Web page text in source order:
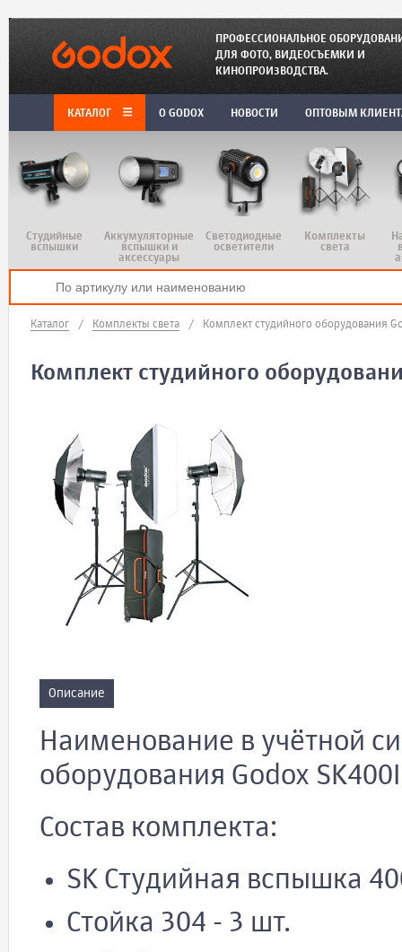
ПРОФЕССИОНАЛЬНОЕ
ДЛЯ ФОТО, ВИДЕОСЪЕМКИ И
КИНОПРОИЗВОДСТВА.
КАТАЛОГ O GODOX НОВОСТИ ОПТОВЫМ
Студийные
вспышки
Аккумуляторные
вспышки и
аксессуары
Светодиодные
осветители
Комплекты
света
Каталог / Комплекты света / Комплект студийного оборудования
Комплект студийного
Описание
Наименование в учётной
оборудования Godox
Состав комплекта:
SK Студийная вспышка
Стойка 304 - 3 шт.